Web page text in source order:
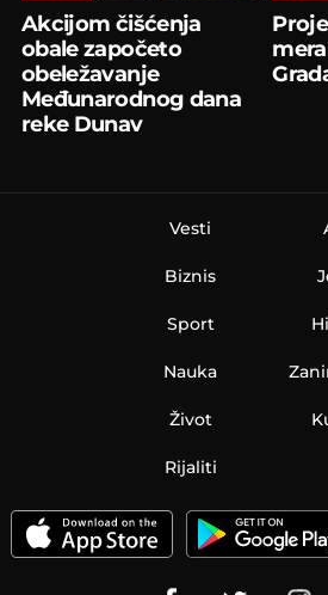
Akcijom čišćenja
obale započeto
obeležavanje
Međunarodnog dana
reke Dunav
Vesti
Biznis
Sport
Nauka
Život
Rijaliti